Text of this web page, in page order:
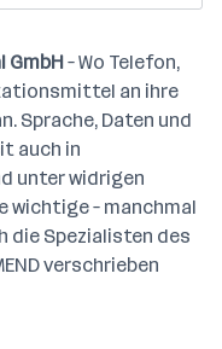
GmbH– Wo Telefon,
an ihre
Sprache, Daten und
auch in
unter widrigen
wichtige – manchmal
die Spezialisten des
verschrieben